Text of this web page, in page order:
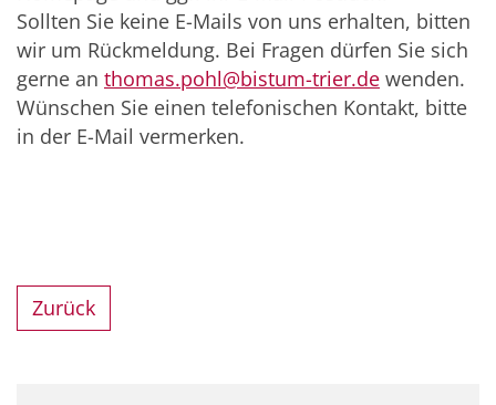
Sollten Sie keine E-Mails von uns erhalten, bitten
wir um Rückmeldung. Bei Fragen dürfen Sie sich
gerne an thomas.pohl@bistum-trier.de wenden.
Wünschen Sie einen telefonischen Kontakt, bitte
in der E-Mail vermerken.
Zurück